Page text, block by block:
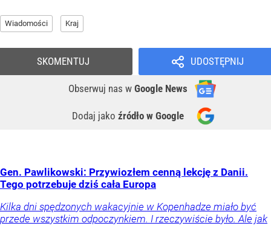
Wiadomości Kraj
UDOSTĘPNIJ
Obserwuj nas w Google News
Dodaj jako źródło w Google
SKOMENTUJ
Gen. Pawlikowski: Przywiozłem cenną lekcję z Danii.
Tego potrzebuje dziś cała Europa
Kilka dni spędzonych wakacyjnie w Kopenhadze miało być
przede wszystkim odpoczynkiem. I rzeczywiście było. Ale jak